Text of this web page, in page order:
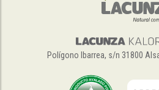
Polígono Ibarrea, s/n 31800